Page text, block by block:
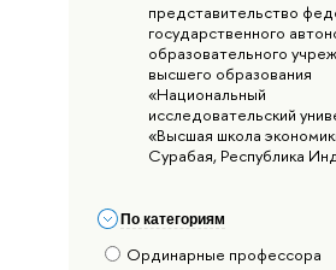
представительство
государственного
образовательного
высшего образования
«Национальный
исследовательский
«Высшая школа
Сурабая, Республика
По категориям
Ординарные профессора